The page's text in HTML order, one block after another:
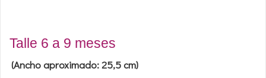
Talle 6 a 9 meses
(Ancho aproximado: 25,5 cm)